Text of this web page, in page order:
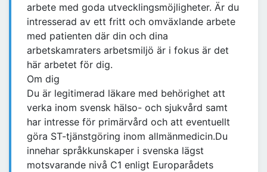
arbete med goda utvecklingsmöjligheter. Är du
intresserad av ett fritt och omväxlande arbete
med patienten där din och dina
arbetskamraters arbetsmiljö är i fokus är det
här arbetet för dig.
Om dig
Du är legitimerad läkare med behörighet att
verka inom svensk hälso- och sjukvård samt
har intresse för primärvård och att eventuellt
göra ST-tjänstgöring inom allmänmedicin.Du
innehar språkkunskaper i svenska lägst
motsvarande nivå C1 enligt Europarådets